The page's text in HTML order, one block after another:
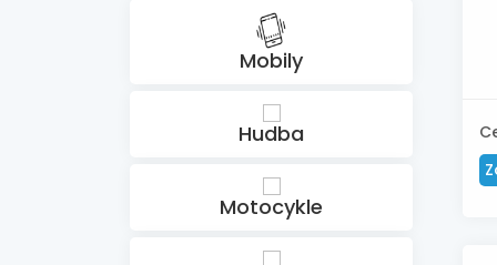
Mobily
Hudba
Motocykle